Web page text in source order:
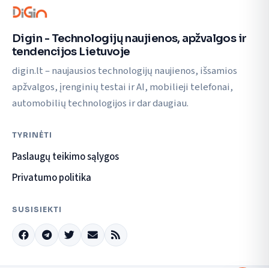
Digin - Technologijų naujienos, apžvalgos ir
tendencijos Lietuvoje
digin.lt – naujausios technologijų naujienos, išsamios
apžvalgos, įrenginių testai ir AI, mobilieji telefonai,
automobilių technologijos ir dar daugiau.
TYRINĖTI
Paslaugų teikimo sąlygos
Privatumo politika
SUSISIEKTI